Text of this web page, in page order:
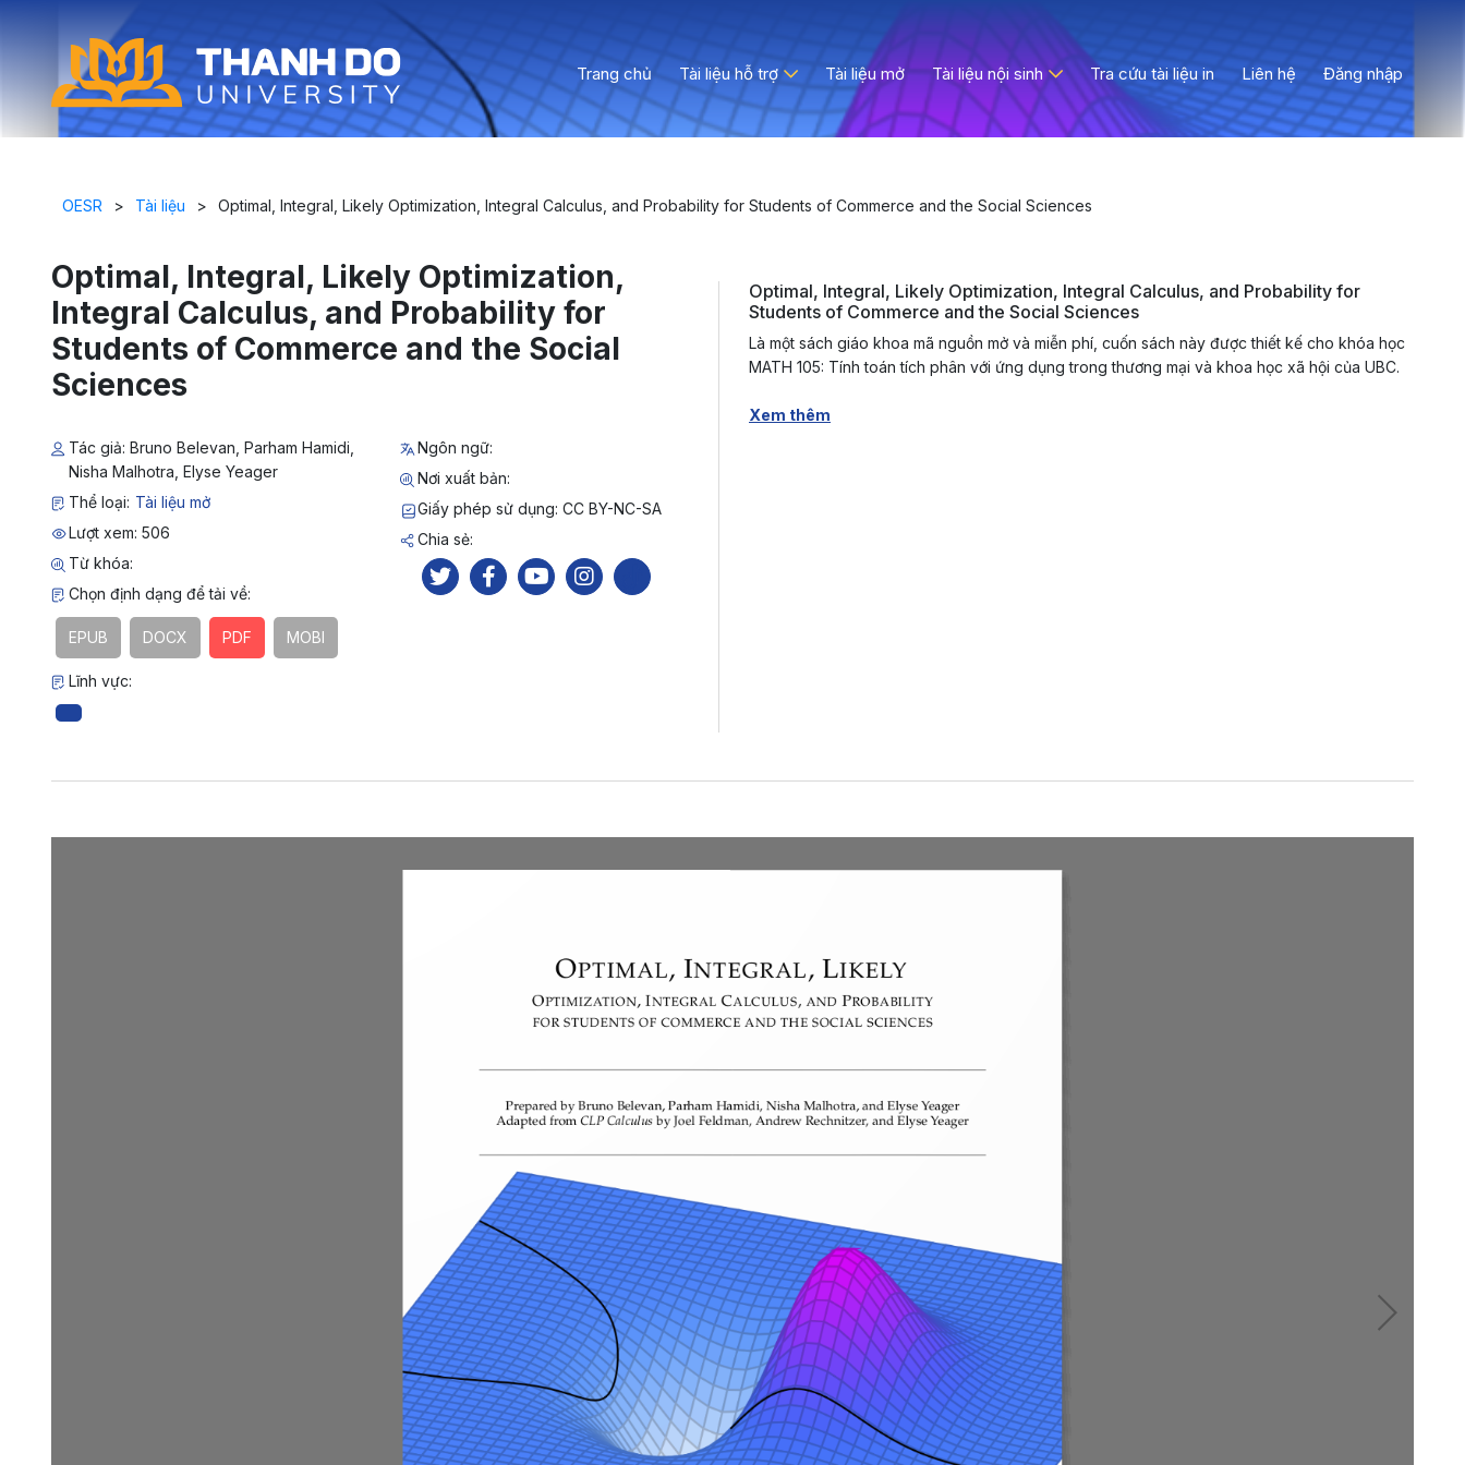
Trang chủ Tài liệu hỗ trợ Tài liệu mở Tài liệu nội sinh Tra cứu tài liệu in Liên hệ Đăng nhập
OESR > Tài liệu > Optimal, Integral, Likely Optimization, Integral Calculus, and Probability for Students of Commerce and the Social Sciences
Optimal, Integral, Likely Optimization,
Integral Calculus, and Probability for
Students of Commerce and the Social
Sciences
Tác giả: Bruno Belevan, Parham Hamidi,
Nisha Malhotra, Elyse Yeager
Thể loại: Tài liệu mở
Lượt xem: 506
Từ khóa:
Chọn định dạng để tải về:
EPUB DOCX PDF MOBI
Lĩnh vực:
Ngôn ngữ:
Nơi xuất bản:
Giấy phép sử dụng: CC BY-NC-SA
Chia sẻ:
Optimal, Integral, Likely Optimization, Integral Calculus, and Probability for
Students of Commerce and the Social Sciences
Là một sách giáo khoa mã nguồn mở và miễn phí, cuốn sách này được thiết kế cho khóa học
MATH 105: Tính toán tích phân với ứng dụng trong thương mại và khoa học xã hội của UBC.
Xem thêm